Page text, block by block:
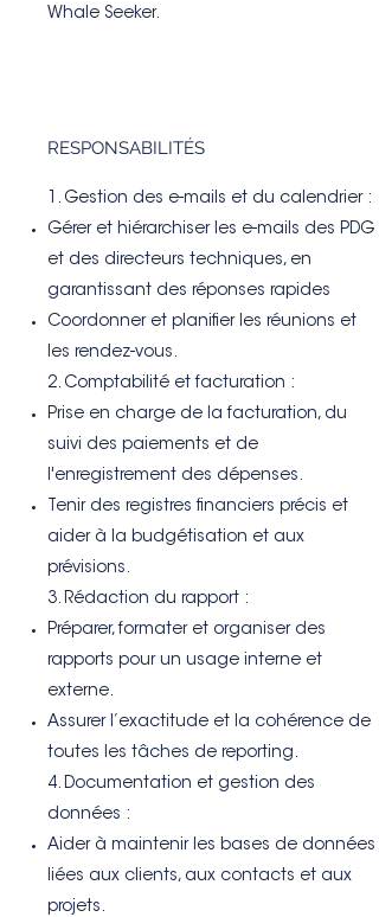
Whale Seeker.
RESPONSABILITÉS
1. Gestion des e-mails et du calendrier :
Gérer et hiérarchiser les e-mails des PDG
et des directeurs techniques, en
garantissant des réponses rapides
Coordonner et planifier les réunions et
les rendez-vous.
2. Comptabilité et facturation :
Prise en charge de la facturation, du
suivi des paiements et de
l'enregistrement des dépenses.
Tenir des registres financiers précis et
aider à la budgétisation et aux
prévisions.
3. Rédaction du rapport :
Préparer, formater et organiser des
rapports pour un usage interne et
externe.
Assurer l’exactitude et la cohérence de
toutes les tâches de reporting.
4. Documentation et gestion des
données :
Aider à maintenir les bases de données
liées aux clients, aux contacts et aux
projets.